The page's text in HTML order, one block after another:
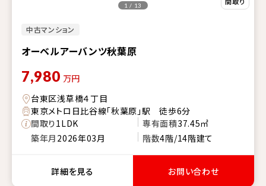
中古マンション
オーベルアーバンツ秋葉原
1 / 13
7,980 万円
台東区浅草橋４丁目
東京メトロ日比谷線「秋葉原」駅 徒歩6分
間取り1LDK 専有面積37.45㎡
築年月 2026年03月 階数4階/14階建て
詳細を見る お問い合わせ